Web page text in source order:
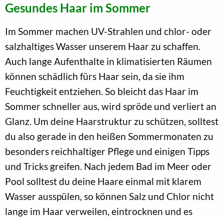
Gesundes Haar im Sommer
Im Sommer machen UV-Strahlen und chlor- oder
salzhaltiges Wasser unserem Haar zu schaffen.
Auch lange Aufenthalte in klimatisierten Räumen
können schädlich fürs Haar sein, da sie ihm
Feuchtigkeit entziehen. So bleicht das Haar im
Sommer schneller aus, wird spröde und verliert an
Glanz. Um deine Haarstruktur zu schützen, solltest
du also gerade in den heißen Sommermonaten zu
besonders reichhaltiger Pflege und einigen Tipps
und Tricks greifen. Nach jedem Bad im Meer oder
Pool solltest du deine Haare einmal mit klarem
Wasser ausspülen, so können Salz und Chlor nicht
lange im Haar verweilen, eintrocknen und es